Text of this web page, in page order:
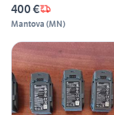
400 €
Mantova (MN)